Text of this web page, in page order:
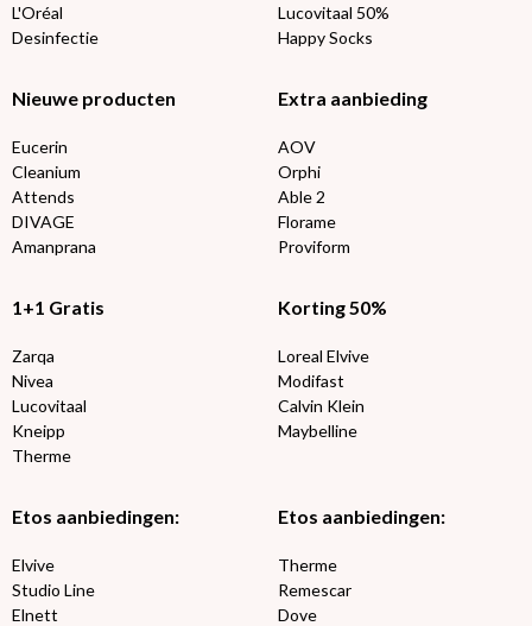
L'Oréal
Desinfectie
Lucovitaal 50%
Happy Socks
Nieuwe producten
Eucerin
Cleanium
Attends
DIVAGE
Amanprana
Extra aanbieding
AOV
Orphi
Able 2
Florame
Proviform
1+1 Gratis
Zarqa
Nivea
Lucovitaal
Kneipp
Therme
Korting 50%
Loreal Elvive
Modifast
Calvin Klein
Maybelline
Etos aanbiedingen:
Elvive
Studio Line
Elnett
Etos aanbiedingen:
Therme
Remescar
Dove